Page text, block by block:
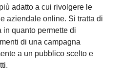
adatto a cui rivolgere le
aziendale online. Si tratta di
in quanto permette di
di una campagna
a un pubblico scelto e